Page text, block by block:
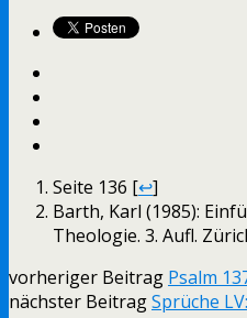
Seite 136 [↩]
Barth, Karl (1985):
Theologie. 3. Aufl.
vorheriger Beitrag Psalm
nächster BeitragSprüche